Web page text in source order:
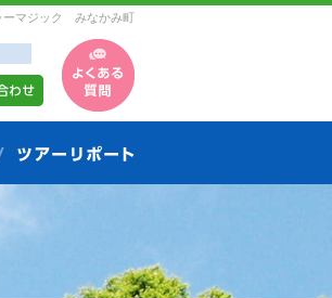
マジック みなかみ町